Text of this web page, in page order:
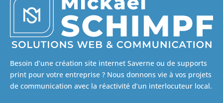
Besoin d’une création site internet Saverne ou de supports
print pour votre entreprise ? Nous donnons vie à vos projets
de communication avec la réactivité d’un interlocuteur local.